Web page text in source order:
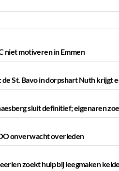
niet motiveren in Emmen
St. Bavo in dorpshart Nuth krijgt
sluit definitief; eigenaren
onverwacht overleden
zoekt hulp bij leegmaken